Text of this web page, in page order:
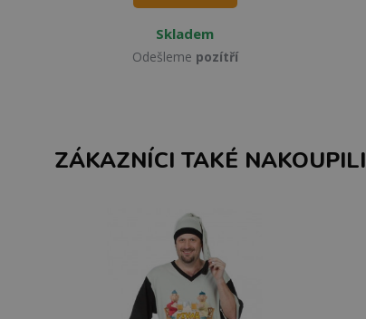
Skladem
Odešleme pozítří
ZÁKAZNÍCI TAKÉ NAKOUPILI